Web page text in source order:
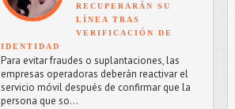
RECUPERARÁN SU
LÍNEA TRAS
VERIFICACIÓN DE
IDENTIDAD
Para evitar fraudes o suplantaciones, las
empresas operadoras deberán reactivar el
servicio móvil después de confirmar que la
persona que so...